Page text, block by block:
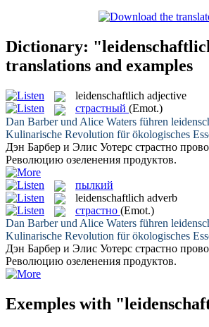
Dictionary:
translations and examples
leidenschaftlich adjective
страстный (Emot.)
Dan Barber und Alice Waters führen
Kulinarische Revolution für ökologisches
Дэн Барбер и Элис Уотерс страстно
Революцию озеленения продуктов.
пылкий
leidenschaftlich adverb
страстно (Emot.)
Dan Barber und Alice Waters führen
Kulinarische Revolution für ökologisches
Дэн Барбер и Элис Уотерс страстно
Революцию озеленения продуктов.
Exemples with